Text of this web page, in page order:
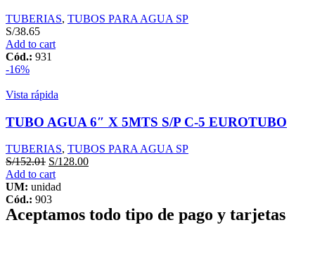
TUBERIAS, TUBOS PARA AGUA SP
S/38.65
Add to cart
Cód.: 931
-16%
Vista rápida
TUBO AGUA 6″ X 5MTS S/P C-5 EUROTUBO
TUBERIAS, TUBOS PARA AGUA SP
S/152.01 S/128.00
Add to cart
UM: unidad
Cód.: 903
Aceptamos todo tipo de pago y tarjetas